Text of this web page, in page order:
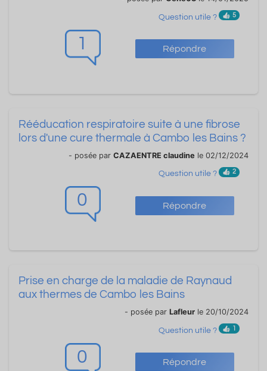
1 Répondre
Question utile ? 5
0 Répondre
Rééducation respiratoire suite à une fibrose
lors d'une cure thermale à Cambo les Bains ?
- posée par CAZAENTRE claudine le 02/12/2024
Question utile ? 2
0 Répondre
Prise en charge de la maladie de Raynaud
aux thermes de Cambo les Bains
- posée par Lafleur le 20/10/2024
Question utile ? 1